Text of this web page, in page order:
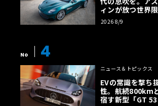
ィンが放つ世界
レクション
2026 8/9
No 4
ニュース＆トピックス
EVの常識を撃ち
性。航続800km
宿す新型「GT 53